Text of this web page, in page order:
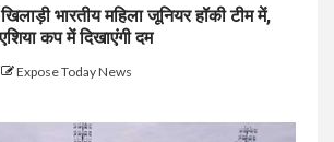
भारतीय महिला जूनियर हॉकी टीम में,
कप में दिखाएंगी दम
Expose Today News